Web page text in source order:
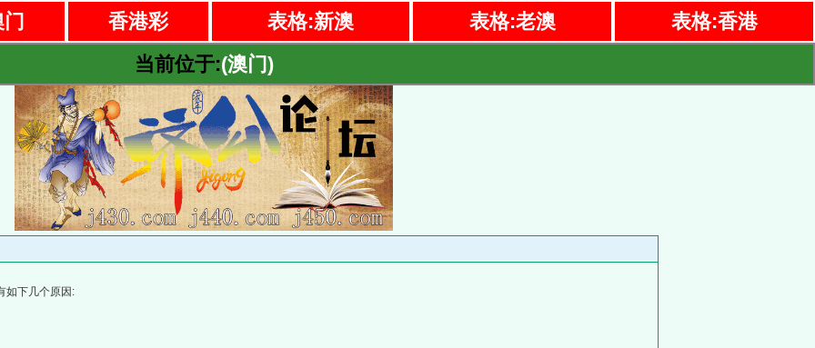
香港彩 表格:新澳 表格:老澳
表格:香港
当前位于:(澳门)
如下几个原因: